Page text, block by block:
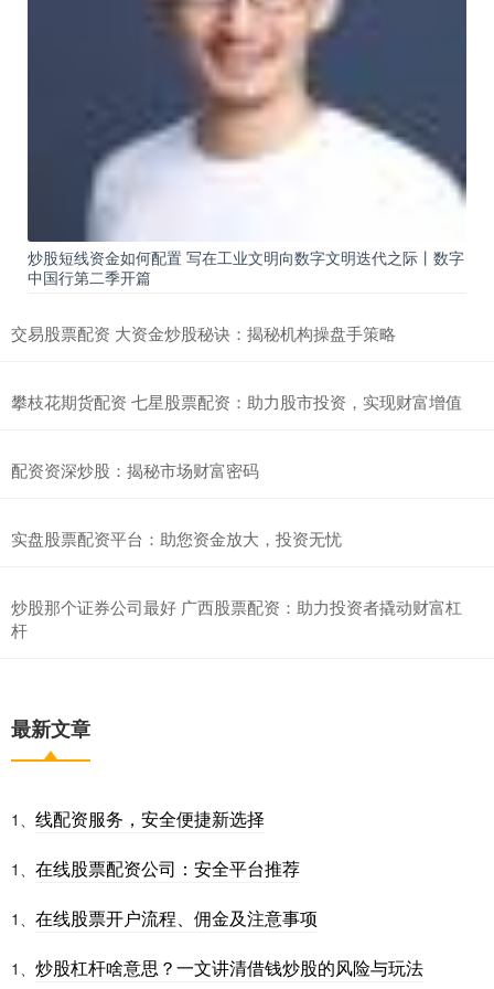
炒股短线资金如何配置 写在工业文明向数字文明迭代之际丨数字
中国行第二季开篇
交易股票配资 大资金炒股秘诀：揭秘机构操盘手策略
攀枝花期货配资 七星股票配资：助力股市投资，实现财富增值
配资资深炒股：揭秘市场财富密码
实盘股票配资平台：助您资金放大，投资无忧
炒股那个证券公司最好 广西股票配资：助力投资者撬动财富杠
杆
最新文章
1、 线配资服务，安全便捷新选择
1、 在线股票配资公司：安全平台推荐
1、 在线股票开户流程、佣金及注意事项
1、 炒股杠杆啥意思？一文讲清借钱炒股的风险与玩法